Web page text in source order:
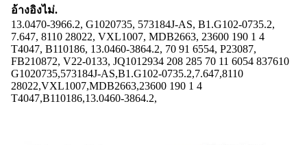
อ้างอิงไม่.
13.0470-3966.2, G1020735, 573184J-AS, B1.G102-0735.2,
7.647, 8110 28022, VXL1007, MDB2663, 23600 190 1 4
T4047, B110186, 13.0460-3864.2, 70 91 6554, P23087,
FB210872, V22-0133, JQ1012934 208 285 70 11 6054 837610
G1020735,573184J-AS,B1.G102-0735.2,7.647,8110
28022,VXL1007,MDB2663,23600 190 1 4
T4047,B110186,13.0460-3864.2,